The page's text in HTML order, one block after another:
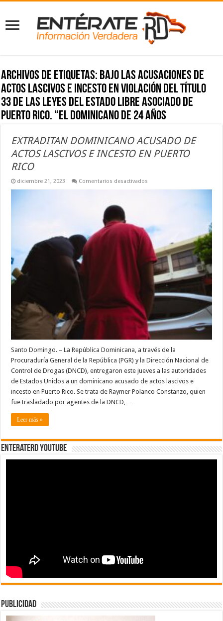
Archivos de etiquetas: bajo las acusaciones de
actos lascivos e incesto en violación del título
33 de las Leyes del Estado Libre Asociado de
Puerto Rico. “El dominicano de 24 años
EXTRADITAN DOMINICANO ACUSADO DE
ACTOS LASCIVOS E INCESTO EN PUERTO
RICO
diciembre 21, 2023 Comentarios desactivados
E
INCESTO
EN
PUERTO
RICO
Santo Domingo. – La República Dominicana, a través de la
Procuraduría General de la República (PGR) y la Dirección Nacional de
Control de Drogas (DNCD), entregaron este jueves a las autoridades
de Estados Unidos a un dominicano acusado de actos lascivos e
incesto en Puerto Rico. Se trata de Raymer Polanco Constanzo, quien
fue trasladado por agentes de la DNCD, …
Leer más »
EnterateRD YOUTUBE
publicidad